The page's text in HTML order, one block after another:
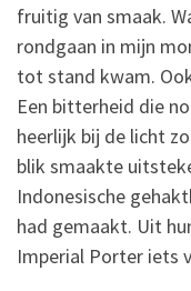
fruitig van smaak.
rondgaan in mijn
tot stand kwam.
Een bitterheid die
heerlijk bij de licht
blik smaakte
Indonesische
had gemaakt. Uit
Imperial Porter iets